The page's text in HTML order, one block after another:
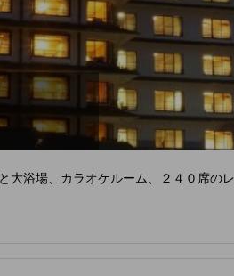
浴場、カラオケルーム、２４０席の